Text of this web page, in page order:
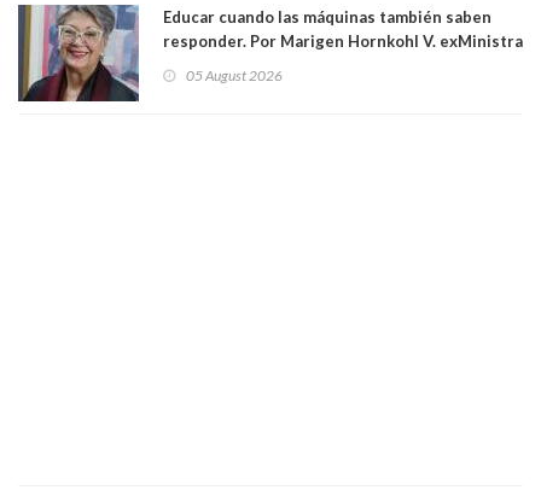
Educar cuando las máquinas también saben
responder. Por Marigen Hornkohl V. exMinistra
05 August 2026